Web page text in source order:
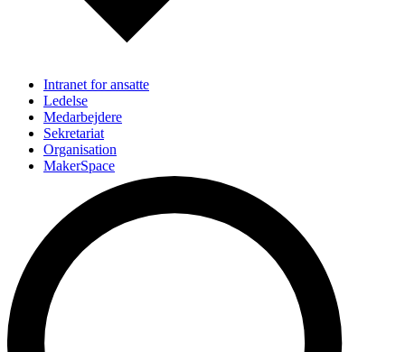
Intranet for ansatte
Ledelse
Medarbejdere
Sekretariat
Organisation
MakerSpace
Find instituttet